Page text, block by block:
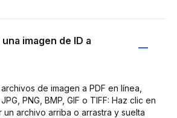
imagen de ID a
de imagen a PDF en línea,
PNG, BMP, GIF o TIFF: Haz clic en
archivo arriba o arrastra y suelta